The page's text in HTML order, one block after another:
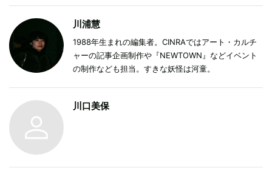
川浦慧
1988年生まれの編集者。CINRAではアート・カルチ
ャーの記事企画制作や『NEWTOWN』などイベント
の制作なども担当。すきな妖怪は河童。
川口美保